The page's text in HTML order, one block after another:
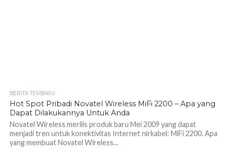
BERITA TERBARU
Hot Spot Pribadi Novatel Wireless MiFi 2200 – Apa yang
Dapat Dilakukannya Untuk Anda
Novatel Wireless merilis produk baru Mei 2009 yang dapat
menjadi tren untuk konektivitas Internet nirkabel: MiFi 2200. Apa
yang membuat Novatel Wireless...